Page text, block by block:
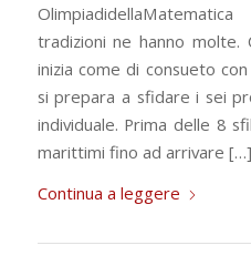
tradizioni ne hanno molte.
inizia come di consueto
si prepara a sfidare i sei
individuale. Prima delle 8
marittimi fino ad arrivare […]
Continua a leggere